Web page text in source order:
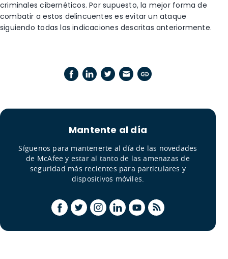
criminales cibernéticos. Por supuesto, la mejor forma de
combatir a estos delincuentes es evitar un ataque
siguiendo todas las indicaciones descritas anteriormente.
Mantente al día
Síguenos para mantenerte al día de las novedades
de McAfee y estar al tanto de las amenazas de
seguridad más recientes para particulares y
dispositivos móviles.